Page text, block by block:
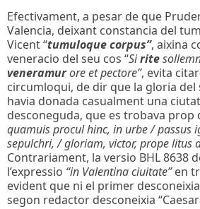
Efectivament, a pesar de que
Valencia, deixant constancia del
Vicent “tumuloquecorpus”, aixina
veneracio del seu cos “Sirite
veneramurore et pectore”, evita
circumloqui, de dir que la gloria del
havia donada casualment una
desconeguda, que es trobava prop
quamuis procul hinc, in urbe / passus
sepulchri, / gloriam, victor, prope litus
Contrariament, la versio BHL 8638
l’expressio “in Valentina ciuitate”en
evident que ni el primer desconeixia
segon redactor desconeixia